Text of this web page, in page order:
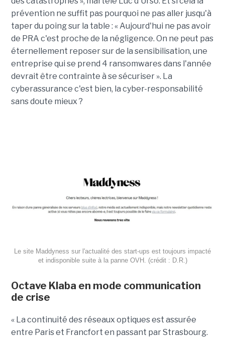
prévention ne suffit pas pourquoi ne pas aller jusqu'à
taper du poing sur la table : « Aujourd'hui ne pas avoir
de PRA c'est proche de la négligence. On ne peut pas
éternellement reposer sur de la sensibilisation, une
entreprise qui se prend 4 ransomwares dans l'année
devrait être contrainte à se sécuriser ». La
cyberassurance c'est bien, la cyber-responsabilité
sans doute mieux ?
Le site Maddyness sur l'actualité des start-ups est toujours impacté
et indisponible suite à la panne OVH. (crédit : D.R.)
Octave Klaba en mode communication
de crise
« La continuité des réseaux optiques est assurée
entre Paris et Francfort en passant par Strasbourg.